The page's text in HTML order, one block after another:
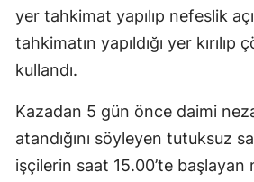
yer tahkimat yapılıp nefeslik
tahkimatın yapıldığı yer
kullandı.
Kazadan 5 gün önce daimi
atandığını söyleyen tutuksuz
işçilerin saat 15.00’te başlayan